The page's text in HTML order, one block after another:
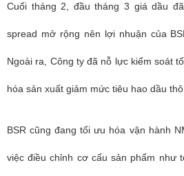
Cuối tháng 2, đầu tháng 3 giá dầu
spread mở rộng nên lợi nhuận của
Ngoài ra, Công ty đã nỗ lực kiểm soát
hóa sản xuất giảm mức tiêu hao dầu thô
BSR cũng đang tối ưu hóa vận hành
việc điều chỉnh cơ cấu sản phẩm như